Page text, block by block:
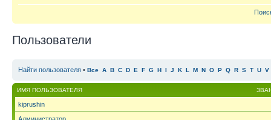
Пользователи
Найти пользователя • Все A B C D E F G H I J K L M N O P Q R S T U V
ИМЯ ПОЛЬЗОВАТЕЛЯ
kiprushin